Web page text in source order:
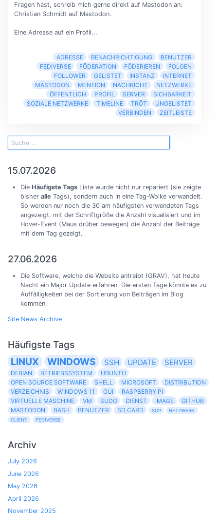
Fragen hast, schreib mich gerne direkt auf Mastodon an:
Christian Schmidt auf Mastodon.
Eine Adresse auf ein Profil...
ADRESSE BENACHRICHTIGUNG
BENUTZER
FEDIVERSE
FÖDERATION FÖDERIEREN
FOLGEN
FOLLOWER
GELISTET INSTANZ
INTERNET
MASTODON
MENTION NACHRICHT
NETZWERKE
ÖFFENTLICH
PROFIL SERVER
SICHBARKEIT
SOZIALE NETZWERKE
TIMELINE TRÖT
UNGELISTET
VERBINDEN
ZEITLEISTE
15.07.2026
Die Häufigste TagsListe wurde nicht nur repariert (sie zeigte
bisher alleTags), sondern auch in eine Tag-Wolke verwandelt.
So werden nur noch die 30 am häufigsten verwendeten Tags
angezeigt, mit der Schriftgröße die Anzahl visualisiert und im
Hover-Event (Maus drüber bewegen) die Anzahl der Beiträge
mit dem Tag gezeigt.
27.06.2026
Die Software, welche die Website antreibt (GRAV), hat heute
Nacht ein Major Update erfahren. Die ersten Tage könnte es zu
Auffälligkeiten bei der Sortierung von Beiträgen im Blog
kommen.
Site News Archive
Häufigste Tags
LINUX
WINDOWS SSH UPDATE SERVER
DEBIAN BETRIEBSSYSTEM
UBUNTU
OPEN SOURCE SOFTWARE
SHELL MICROSOFT
DISTRIBUTION
VERZEICHNIS
WINDOWS 11 GUI
RASPBERRY PI
VIRTUELLE MASCHINE
VM SUDO DIENST IMAGE
GITHUB
MASTODON
BASH BENUTZER SD CARD SCP
NETZWERK
CLIENT
FEDIVERSE
Archiv
July 2026
June 2026
May 2026
April 2026
November 2025